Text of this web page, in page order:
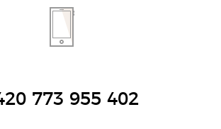
773 955 402